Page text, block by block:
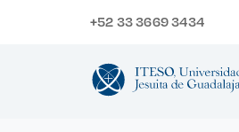
+52 33 3669 3434